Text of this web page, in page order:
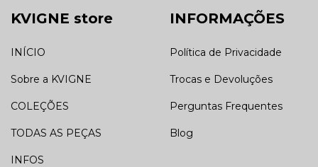
KVIGNE store
INÍCIO
Sobre a KVIGNE
COLEÇÕES
TODAS AS PEÇAS
INFOS
INFORMAÇÕES
Política de Privacidade
Trocas e Devoluções
Perguntas Frequentes
Blog